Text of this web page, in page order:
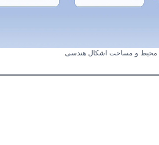
محیط و مساحت اشکال هندسی